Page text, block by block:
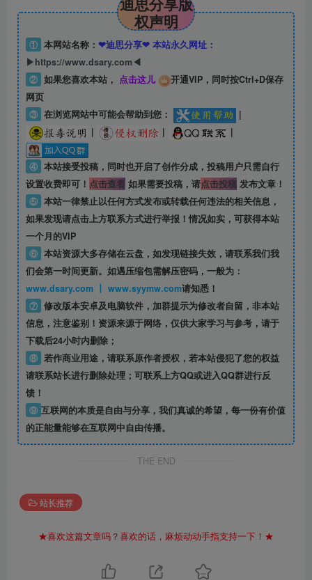
权声明
① 本网站名称： ❤迪思分享❤ 本站永久网址：
▶https://www.dsary.com◀
② 如果您喜欢本站， 点击这儿
开通VIP，同时按Ctrl+D保存
网页
③ 在浏览网站中可能会帮助到您：
|
|
| |
④ 本站接受投稿，同时也开启了创作分成，投稿用户只需自行
设置收费即可！ 点击查看如果需要投稿，请点击投稿发布文章！
⑤ 本站一律禁止以任何方式发布或转载任何违法的相关信息，
如果发现请点击上方联系方式进行举报！情况如实，可获得本站
一个月的VIP
⑥ 本站资源大多存储在云盘，如发现链接失效，请联系我们我
们会第一时间更新。如遇压缩包需解压密码，一般为：
www.dsary.com 丨 www.syymw.com请知悉！
⑦ 修改版本安卓及电脑软件，加群提示为修改者自留， 非本站
信息，注意鉴别！资源来源于网络，仅供大家学习与参考，请于
下载后24小时内删除；
⑧ 若作商业用途，请联系原作者授权，若本站侵犯了您的权益
请联系站长进行删除处理；可联系上方QQ或进入QQ群进行反
馈！
⑨ 互联网的本质是自由与分享，我们真诚的希望，每一份有价值
的正能量能够在互联网中自由传播。
THE END
站长推荐
★喜欢这篇文章吗？喜欢的话，麻烦动动手指支持一下！★